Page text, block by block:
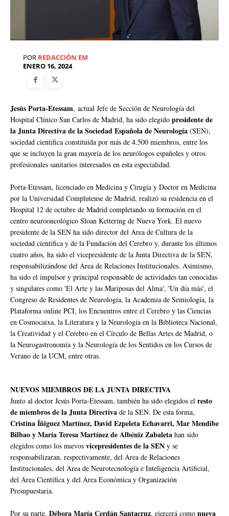
POR REDACCIÓN EM
ENERO 16, 2024
Jesús Porta-Etessam, actual Jefe de Sección de Neurología del
Hospital Clínico San Carlos de Madrid, ha sido elegido presidente de
la Junta Directiva de la Sociedad Española de Neurología (SEN),
sociedad científica constituida por más de 4.500 miembros, entre los
que se incluyen la gran mayoría de los neurólogos españoles y otros
profesionales sanitarios interesados en esta especialidad.
Porta-Etessam, licenciado en Medicina y Cirugía y Doctor en Medicina
por la Universidad Complutense de Madrid, realizó su residencia en el
Hospital 12 de octubre de Madrid completando su formación en el
centro neurooncológico Sloan Kettering de Nueva York. El nuevo
presidente de la SEN ha sido director del Área de Cultura de la
sociedad científica y de la Fundación del Cerebro y, durante los últimos
cuatro años, ha sido el vicepresidente de la Junta Directiva de la SEN,
responsabilizándose del Área de Relaciones Institucionales. Asimismo,
ha sido el impulsor y principal responsable de actividades tan conocidas
y singulares como 'El Arte y las Mariposas del Alma', 'Un día más', el
Congreso de Residentes de Neurología, la Academia de Semiología, la
Plataforma online PCI, los Encuentros entre el Cerebro y las Ciencias
en Cosmocaixa, la Literatura y la Neurología en la Biblioteca Nacional,
la Creatividad y el Cerebro en el Círculo de Bellas Artes de Madrid, o
la Neurogastronomía y la Neurología de los Sentidos en los Cursos de
Verano de la UCM, entre otras.
NUEVOS MIEMBROS DE LA JUNTA DIRECTIVA
Junto al doctor Jesús Porta-Etessam, también ha sido elegidos el resto
de miembros de la Junta Directiva de la SEN. De esta forma,
Cristina Íñiguez Martínez, David Ezpeleta Echavarri, Mar Mendibe
Bilbao y María Teresa Martínez de Albéniz Zabaleta han sido
elegidos como los nuevos vicepresidentes de la SEN y se
responsabilizaran, respectivamente, del Área de Relaciones
Institucionales, del Área de Neurotecnología e Inteligencia Artificial,
del Área Científica y del Área Económica y Organización
Presupuestaria.
Por su parte, Débora María Cerdán Santacruz, ejercerá como nueva